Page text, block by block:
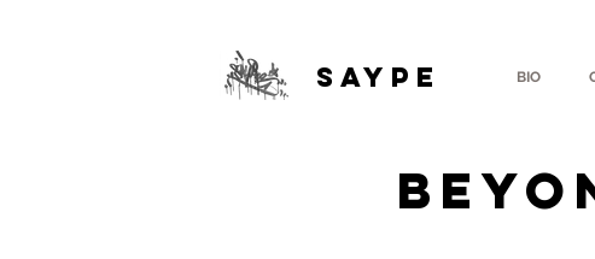
SAYPE BIO